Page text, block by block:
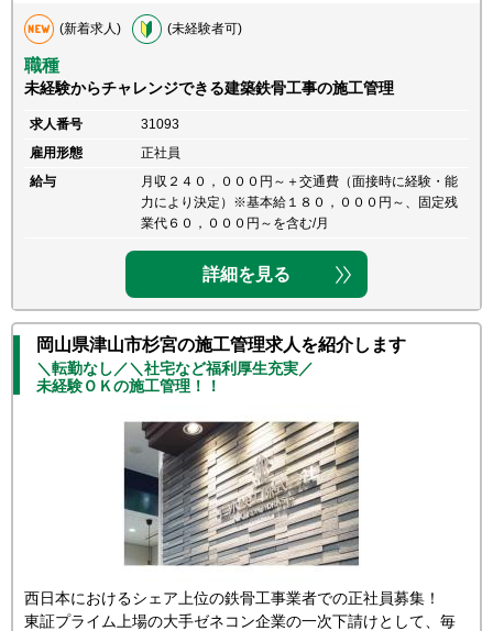
(新着求人) (未経験者可)
職種
未経験からチャレンジできる建築鉄骨工事の施工管理
求人番号
31093
雇用形態
正社員
給与
月収２４０，０００円～＋交通費（面接時に経験・能
力により決定）※基本給１８０，０００円～、固定残
業代６０，０００円～を含む/月
詳細を見る
岡山県津山市杉宮の施工管理求人を紹介します
＼転勤なし／＼社宅など福利厚生充実／
未経験ＯＫの施工管理！！
西日本におけるシェア上位の鉄骨工事業者での正社員募集！
東証プライム上場の大手ゼネコン企業の一次下請けとして、毎